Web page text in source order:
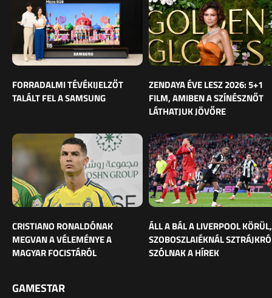
FORRADALMI TÉVÉKIJELZŐT
TALÁLT FEL A SAMSUNG
ZENDAYA ÉVE LESZ 2026: 5+1
FILM, AMIBEN A SZÍNÉSZNŐT
LÁTHATJUK JÖVŐRE
CRISTIANO RONALDÓNAK
MEGVAN A VÉLEMÉNYE A
MAGYAR FOCISTÁRÓL
ÁLL A BÁL A LIVERPOOL KÖRÜL,
SZOBOSZLAIÉKNÁL
SZÓLNAK A HÍREK
GAMESTAR